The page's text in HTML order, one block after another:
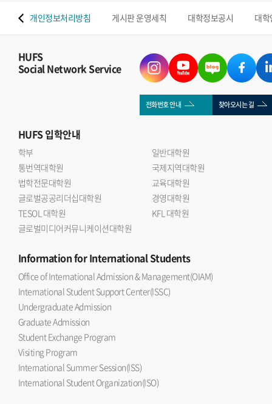
개인정보처리방침 게시판 운영세칙 대학정보공시 대
HUFS
Social Network Service
전화번호 안내 찾아오시는 길
HUFS입학안내
학부
일반대학원
통번역대학원
국제지역대학원
법학전문대학원
교육대학원
글로벌공공리더십대학원
경영대학원
TESOL 대학원
KFL 대학원
글로벌미디어커뮤니케이션대학원
Informationfor International Students
Office of International Admission & Management(OIAM)
International Student Support Center(ISSC)
Undergraduate Admission
Graduate Admission
Student Exchange Program
Visiting Program
International Summer Session(ISS)
International Student Organization(ISO)